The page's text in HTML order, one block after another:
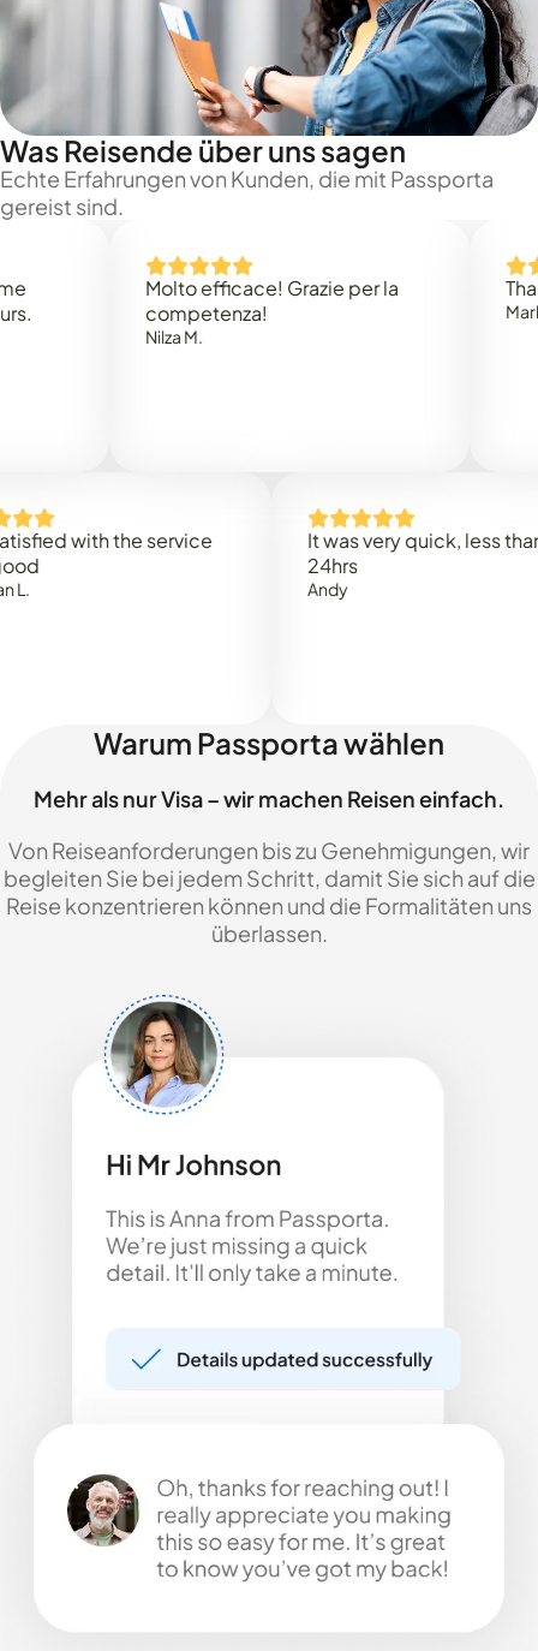
Was Reisende über uns sagen
Echte Erfahrungen von Kunden, die mit Passporta
gereist sind.
Molto efficace! Grazie per la
competenza!
Nilza M.
Thank
Mark N.
with the service
It was very quick, less than
Warum Passporta wählen
Mehr als nur Visa – wir machen Reisen einfach.
Von Reiseanforderungen bis zu Genehmigungen, wir
begleiten Sie bei jedem Schritt, damit Sie sich auf die
Reise konzentrieren können und die Formalitäten uns
überlassen.